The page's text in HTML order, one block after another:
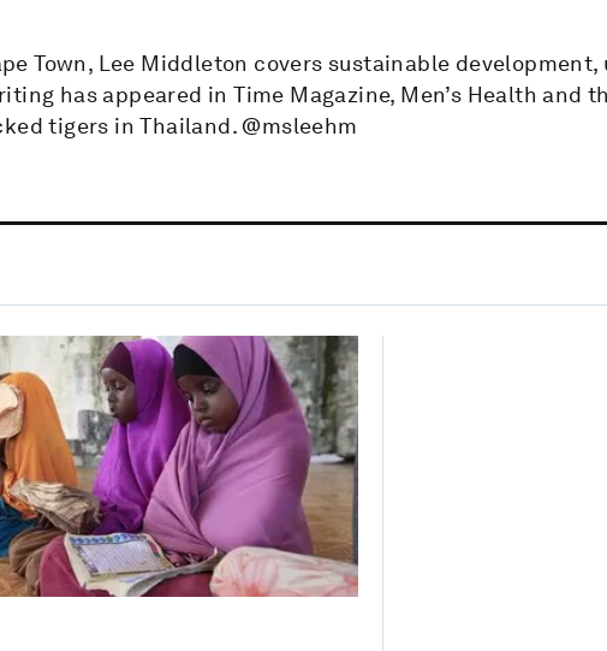
Town, Lee Middleton covers sustainable
has appeared in Time Magazine, Men’s Health and
tigers in Thailand. @msleehm